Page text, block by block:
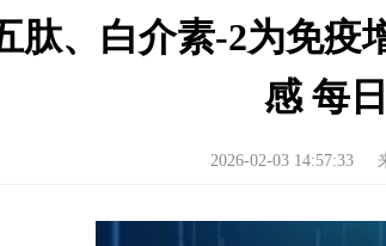
肽、白介素-2为免疫
感 每
2026-02-03 14:57:33